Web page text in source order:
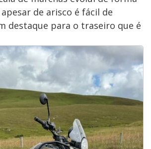
de arisco é fácil de
destaque para o traseiro que é